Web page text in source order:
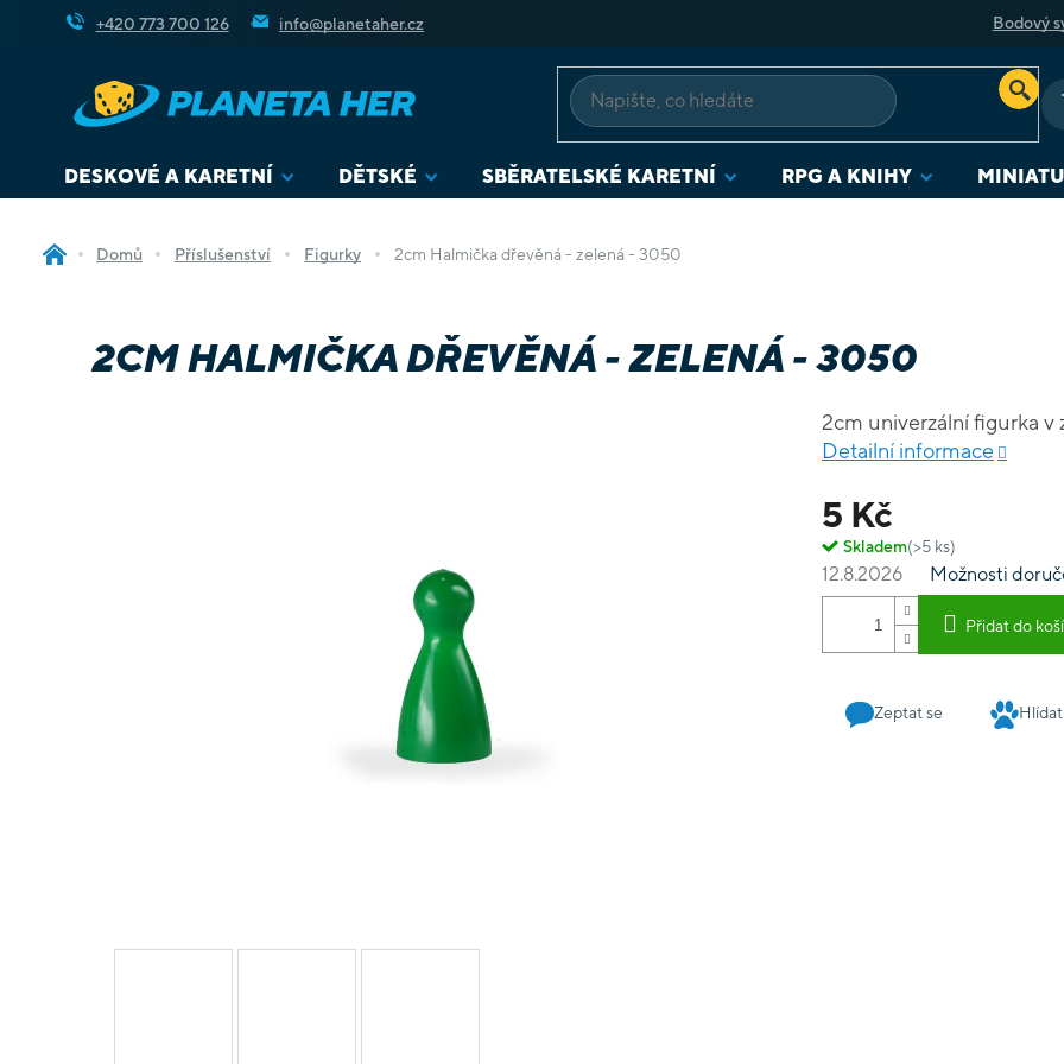
+420 773 700 126 info@planetaher.cz Bodový
DESKOVÉ A KARETNÍ DĚTSKÉ SBĚRATELSKÉ KARETNÍ RPG A KNIHY
Domů Příslušenství Figurky 2cm Halmička dřevěná - zelená - 3050
2CM HALMIČKA DŘEVĚNÁ - ZELENÁ - 3050
5 Kč
Skladem(>5 ks)
12.8.2026 Možnosti
Přidat do
2cm univerzální figurka v
Detailní informace
Zeptat se Hlídat